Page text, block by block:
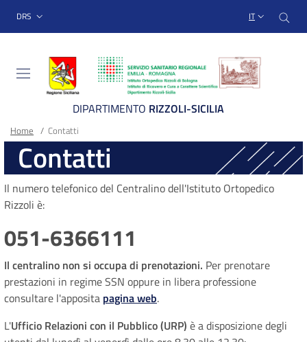
Sito Web Istituto
menu top-bar
DRS IT
DIPARTIMENTO RIZZOLI-SICILIA
Main container
Briciole
di
pane
Home / Contatti
Contatti
Il numero telefonico del Centralino dell'Istituto Ortopedico
Rizzoli è:
051-6366111
Il centralino non si occupa di prenotazioni. Per prenotare
prestazioni in regime SSN oppure in libera professione
consultare l'apposita pagina web.
L'Ufficio Relazioni con il Pubblico (URP) è a disposizione degli